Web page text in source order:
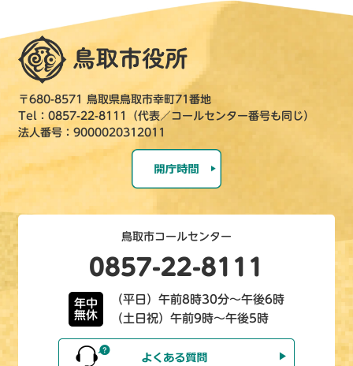
〒680-8571 鳥取県鳥取市幸町71番地
Tel：0857-22-8111（代表／コールセンター番号も同じ）
法人番号：9000020312011
鳥取市コールセンター
0857-22-8111
年中
無休
（平日）午前8時30分～午後6時
（土日祝）午前9時～午後5時